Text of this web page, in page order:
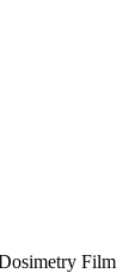
Film